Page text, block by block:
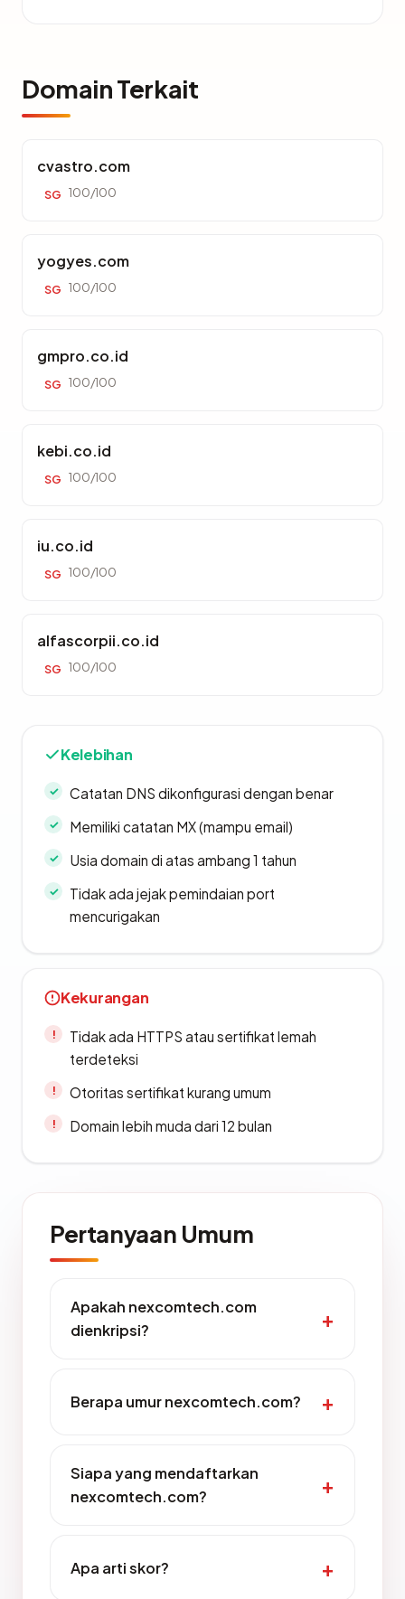
Domain Terkait
cvastro.com
SG 100/100
yogyes.com
SG 100/100
gmpro.co.id
SG 100/100
kebi.co.id
SG 100/100
iu.co.id
SG 100/100
alfascorpii.co.id
SG 100/100
Kelebihan
Catatan DNS dikonfigurasi dengan benar
Memiliki catatan MX (mampu email)
Usia domain di atas ambang 1 tahun
Tidak ada jejak pemindaian port
mencurigakan
Kekurangan
Tidak ada HTTPS atau sertifikat lemah
terdeteksi
Otoritas sertifikat kurang umum
Domain lebih muda dari 12 bulan
Pertanyaan Umum
Apakah nexcomtech.com
dienkripsi?
Berapa umur nexcomtech.com?
Siapa yang mendaftarkan
nexcomtech.com?
Apa arti skor?